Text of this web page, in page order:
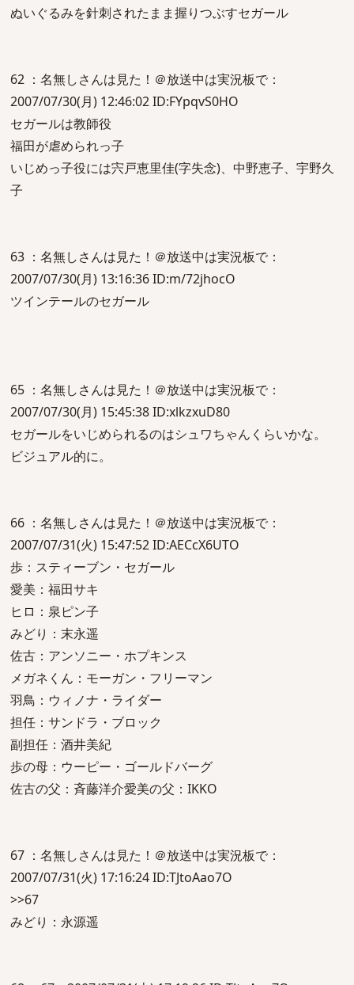
ぬいぐるみを針刺されたまま握りつぶすセガール
62 ：名無しさんは見た！＠放送中は実況板で：
2007/07/30(月) 12:46:02 ID:FYpqvS0HO
セガールは教師役
福田が虐められっ子
いじめっ子役には宍戸恵里佳(字失念)、中野恵子、宇野久
子
63 ：名無しさんは見た！＠放送中は実況板で：
2007/07/30(月) 13:16:36 ID:m/72jhocO
ツインテールのセガール
65 ：名無しさんは見た！＠放送中は実況板で：
2007/07/30(月) 15:45:38 ID:xlkzxuD80
セガールをいじめられるのはシュワちゃんくらいかな。
ビジュアル的に。
66 ：名無しさんは見た！＠放送中は実況板で：
2007/07/31(火) 15:47:52 ID:AECcX6UTO
歩：スティーブン・セガール
愛美：福田サキ
ヒロ：泉ピン子
みどり：末永遥
佐古：アンソニー・ホプキンス
メガネくん：モーガン・フリーマン
羽鳥：ウィノナ・ライダー
担任：サンドラ・ブロック
副担任：酒井美紀
歩の母：ウーピー・ゴールドバーグ
佐古の父：斉藤洋介愛美の父：IKKO
67 ：名無しさんは見た！＠放送中は実況板で：
2007/07/31(火) 17:16:24 ID:TJtoAao7O
>>67
みどり：永源遥